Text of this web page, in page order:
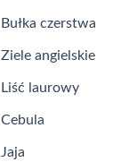
Bułka czerstwa
Ziele angielskie
Liść laurowy
Cebula
Jaja